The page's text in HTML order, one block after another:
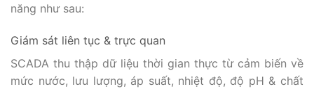
năng như sau:
Giám sát liên tục & trực quan
SCADA thu thập dữ liệu thời gian thực từ cảm biến về
mức nước, lưu lượng, áp suất, nhiệt độ, độ pH & chất